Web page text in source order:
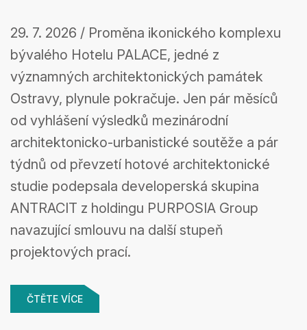
OBNOVY PALACE
S BERLÍNSKÝM
STUDIEM KUEHN
MALVEZZI
29. 7. 2026 / Proměna ikonického komplexu
bývalého Hotelu PALACE, jedné z
významných architektonických památek
Ostravy, plynule pokračuje. Jen pár měsíců
od vyhlášení výsledků mezinárodní
architektonicko-urbanistické soutěže a pár
týdnů od převzetí hotové architektonické
studie podepsala developerská skupina
ANTRACIT z holdingu PURPOSIA Group
navazující smlouvu na další stupeň
projektových prací.
ČTĚTE VÍCE